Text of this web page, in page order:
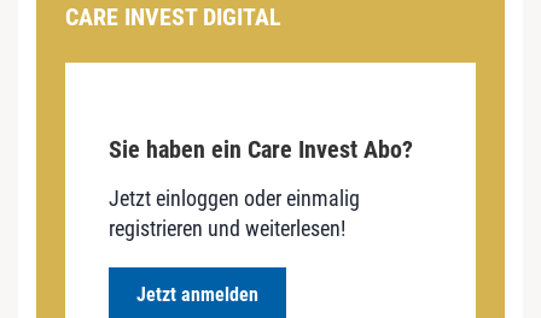
CARE INVEST DIGITAL
Sie haben ein Care Invest Abo?
Jetzt einloggen oder einmalig
registrieren und weiterlesen!
Jetzt anmelden